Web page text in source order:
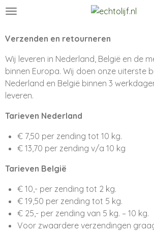
Ga
naar
hoofdinhoud
Verzenden en retourneren
Wij leveren in Nederland, België en de
binnen Europa. Wij doen onze uiterste
Nederland en België binnen 3
leveren.
Tarieven Nederland
€ 7,50 per zending tot 10 kg.
€ 13,70 per zending v/a 10 kg
Tarieven België
€ 10,- per zending tot 2 kg.
€ 19,50 per zending tot 5 kg.
€ 25,- per zending van 5 kg. – 10 kg.
Voor zwaardere verzendingen